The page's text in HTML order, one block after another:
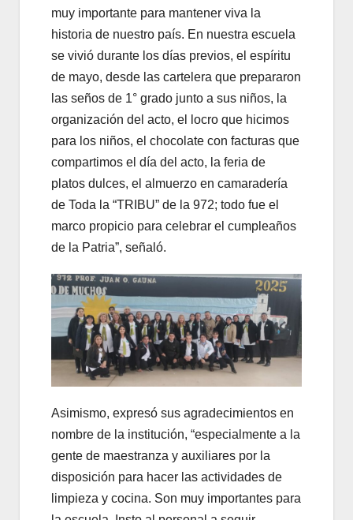
muy importante para mantener viva la
historia de nuestro país. En nuestra escuela
se vivió durante los días previos, el espíritu
de mayo, desde las cartelera que prepararon
las seños de 1° grado junto a sus niños, la
organización del acto, el locro que hicimos
para los niños, el chocolate con facturas que
compartimos el día del acto, la feria de
platos dulces, el almuerzo en camaradería
de Toda la “TRIBU” de la 972; todo fue el
marco propicio para celebrar el cumpleaños
de la Patria”, señaló.
Asimismo, expresó sus agradecimientos en
nombre de la institución, “especialmente a la
gente de maestranza y auxiliares por la
disposición para hacer las actividades de
limpieza y cocina. Son muy importantes para